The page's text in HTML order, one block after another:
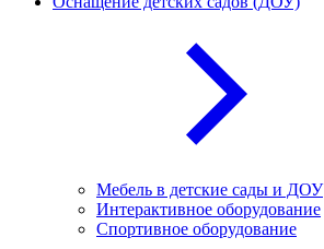
Мебель в детские сады и ДОУ
Интерактивное оборудование
Спортивное оборудование